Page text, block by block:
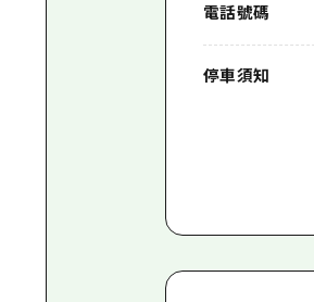
電話號碼
停車須知